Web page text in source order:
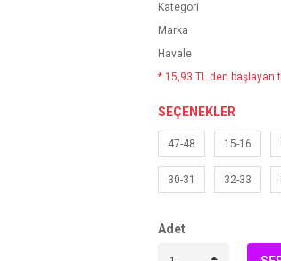
Kategori
Marka
Havale
* 15,93 TL den başlayan
SEÇENEKLER
47-48 15-16
30-31 32-33
Adet